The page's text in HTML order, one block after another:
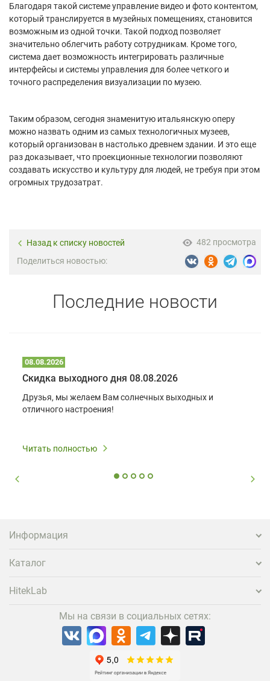
Благодаря такой системе управление видео и фото контентом,
который транслируется в музейных помещениях, становится
возможным из одной точки. Такой подход позволяет
значительно облегчить работу сотрудникам. Кроме того,
система дает возможность интегрировать различные
интерфейсы и системы управления для более четкого и
точного распределения визуализации по музею.
Таким образом, сегодня знаменитую итальянскую оперу
можно назвать одним из самых технологичных музеев,
который организован в настолько древнем здании. И это еще
раз доказывает, что проекционные технологии позволяют
создавать искусство и культуру для людей, не требуя при этом
огромных трудозатрат.
Назад к списку новостей
482 просмотра
Поделиться новостью:
Последние новости
08.08.2026
Скидка выходного дня 08.08.2026
Друзья, мы желаем Вам солнечных выходных и
отличного настроения!
Читать полностью
Информация
Каталог
HitekLab
Мы на связи в социальных сетях: